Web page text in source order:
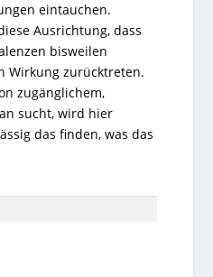
eintauchen.
Ausrichtung, dass
bisweilen
Wirkung zurücktreten.
zugänglichem,
sucht, wird hier
das finden, was das